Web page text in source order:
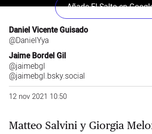
Añade El Salto en
Daniel Vicente Guisado
@DanielYya
Jaime Bordel Gil
@jaimebgl
@jaimebgl.bsky.social
12 nov 2021 10:50
Matteo Salvini y Giorgia